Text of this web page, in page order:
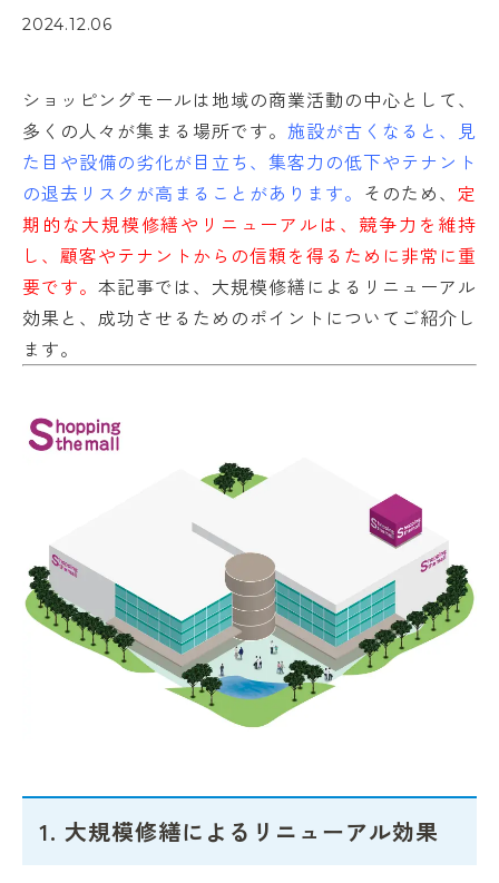
2024.12.06
ショッピングモールは地域の商業活動の中心として、
多くの人々が集まる場所です。施設が古くなると、見
た目や設備の劣化が目立ち、集客力の低下やテナント
の退去リスクが高まることがあります。 そのため、定
期的な大規模修繕やリニューアルは、競争力を維持
し、顧客やテナントからの信頼を得るために非常に重
要です。本記事では、大規模修繕によるリニューアル
効果と、成功させるためのポイントについてご紹介し
ます。
1. 大規模修繕によるリニューアル効果